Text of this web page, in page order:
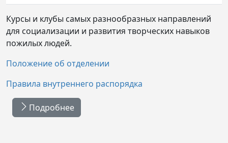
Курсы и клубы самых разнообразных направлений
для социализации и развития творческих навыков
пожилых людей.
Положение об отделении
Правила внутреннего распорядка
Подробнее